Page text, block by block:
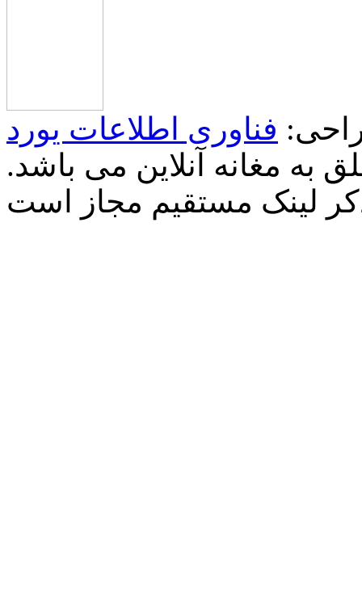
فناوری اطلاعات یورد
به مغانه آنلاین می باشد.